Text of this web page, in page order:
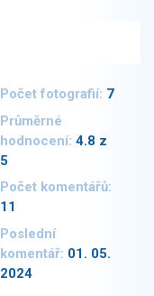
Počet fotografií: 7
Průměrné
hodnocení: 4.8 z
5
Počet komentářů:
11
Poslední
komentář: 01. 05.
2024